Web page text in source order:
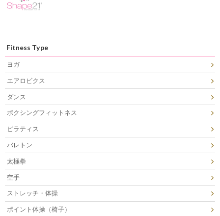
Fitness Type
ヨガ
エアロビクス
ダンス
ボクシングフィットネス
ピラティス
バレトン
太極拳
空手
ストレッチ・体操
ポイント体操（椅子）